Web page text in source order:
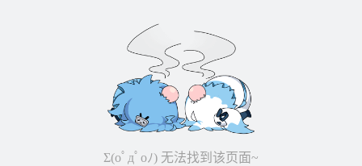
Σ(oﾟдﾟoﾉ) 无法找到该页面~